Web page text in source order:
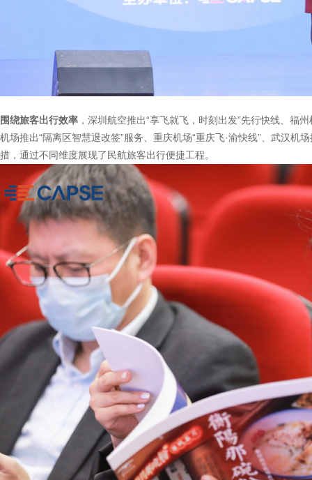
围绕旅客出行效率 ，深圳航空推出“享飞就飞，时刻出发”先行快线、福
机场推出“隔离区智慧退改签”服务、重庆机场“重庆飞·渝快线”、武汉
措，通过不同维度展现了民航旅客出行便捷工程。